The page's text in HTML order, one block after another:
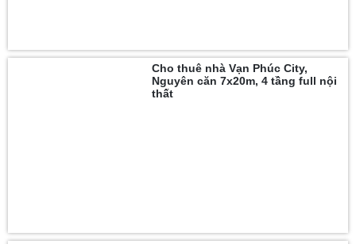
Cho thuê nhà Vạn Phúc City,
Nguyên căn 7x20m, 4 tầng full nội
thất